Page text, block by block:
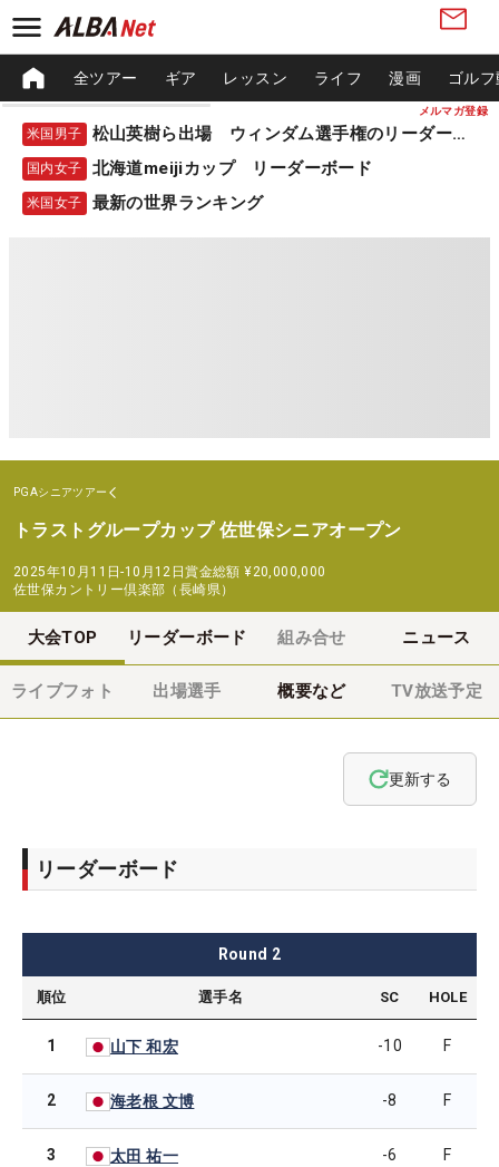
メルマガ登録
全ツアー ギア レッスン ライフ 漫画 ゴル
米国男子 松山英樹ら出場 ウィンダム選手権のリーダーボード
国内女子 北海道meijiカップ リーダーボード
米国女子 最新の世界ランキング
PGAシニアツアー
トラストグループカップ 佐世保シニアオープン
2025年10月11日-10月12日賞金総額 ¥20,000,000
佐世保カントリー倶楽部（長崎県）
大会TOP リーダーボード 組み合せ ニュース
ライブフォト 出場選手 概要など TV放送予定
更新する
リーダーボード
Round 2
順位 選手名 SC HOLE
1 山下 和宏 -10 F
2 海老根 文博 -8 F
3 太田 祐一 -6 F